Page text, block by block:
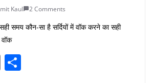
Kaul 2 Comments
समय कौन-सा है सर्दियों में वॉक करने का सही
वॉक
E